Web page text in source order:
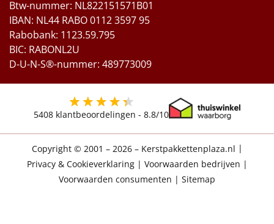
Btw-nummer: NL822151571B01
IBAN: NL44 RABO 0112 3597 95
Rabobank: 1123.59.795
BIC: RABONL2U
D-U-N-S®-nummer: 489773009
5408 klantbeoordelingen - 8.8/10
Copyright © 2001 – 2026 – Kerstpakkettenplaza.nl |
Privacy & Cookieverklaring| Voorwaarden bedrijven |
Voorwaarden consumenten | Sitemap